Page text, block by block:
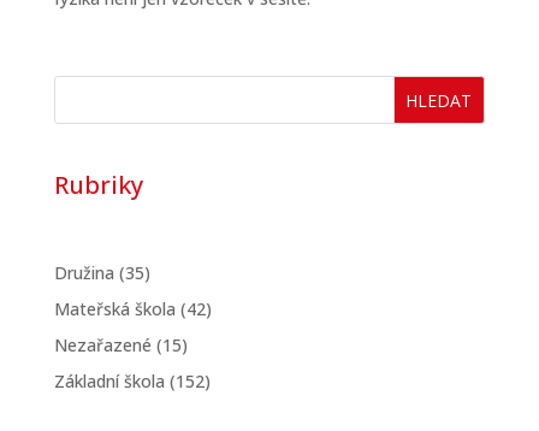
HLEDAT
Rubriky
Družina (35)
Mateřská škola (42)
Nezařazené (15)
Základní škola (152)